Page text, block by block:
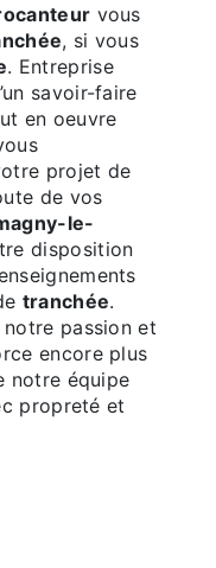
vous
, si vous
. Entreprise
savoir-faire
en oeuvre
projet de
de vos
le-
disposition
tranchée.
passion et
encore plus
notre équipe
propreté et